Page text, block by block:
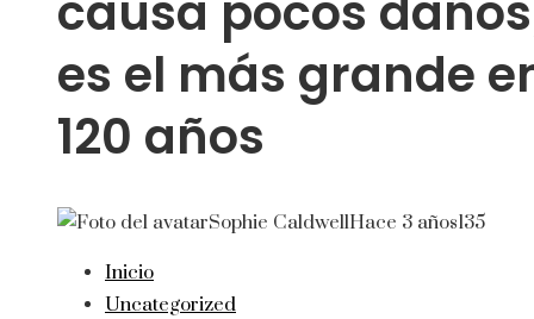
es el más grande
120 años
Sophie CaldwellHace 3 años135
Inicio
Uncategorized